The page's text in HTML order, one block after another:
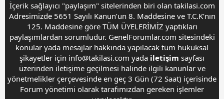
İçerik sağlayıcı "paylaşım" sitelerinden biri olan takilasi.com
Adresimizde 5651 Sayılı Kanun’un 8. Maddesine ve T.C.K’nın
125. Maddesine göre TÜM ÜYELERİMİZ yaptıkları
paylaşımlardan sorumludur. GenelForumlar.com sitesindeki
konular yada mesajlar hakkında yapılacak tüm hukuksal
şikayetler için info@takilasi.com yada iletişim sayfası
üzerinden iletişime geçilmesi halinde ilgili kanunlar ve
yönetmelikler çerçevesinde en geç 3 Gün (72 Saat) içerisinde
Forum yönetimi olarak tarafımızdan gereken işlemler